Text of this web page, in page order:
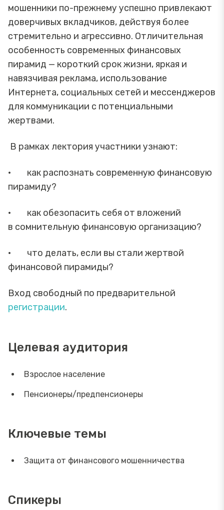
мошенники по-прежнему успешно привлекают
доверчивых вкладчиков, действуя более
стремительно и агрессивно. Отличительная
особенность современных финансовых
пирамид — короткий срок жизни, яркая и
навязчивая реклама, использование
Интернета, социальных сетей и мессенджеров
для коммуникации с потенциальными
жертвами.
В рамках лектория участники узнают:
· как распознать современную финансовую
пирамиду?
· как обезопасить себя от вложений
в сомнительную финансовую организацию?
· что делать, если вы стали жертвой
финансовой пирамиды?
Вход свободный по предварительной
регистрации.
Целевая аудитория
Взрослое население
Пенсионеры/предпенсионеры
Ключевые темы
Защита от финансового мошенничества
Спикеры